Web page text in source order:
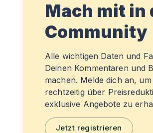
Mach mit in
Community
Alle wichtigen Daten und
Deinen Kommentaren und
machen. Melde dich an,
rechtzeitig über
exklusive Angebote zu
Jetzt registrieren